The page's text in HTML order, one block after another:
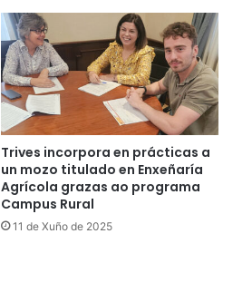
Trives incorpora en prácticas a
un mozo titulado en Enxeñaría
Agrícola grazas ao programa
Campus Rural
11 de Xuño de 2025